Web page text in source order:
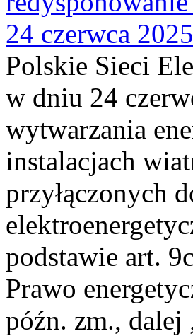
24 czerwca
Polskie Sieci
w dniu 24
wytwarzania
instalacjach
przyłączonych
podstawie art.
Prawo
późn. zm., dalej